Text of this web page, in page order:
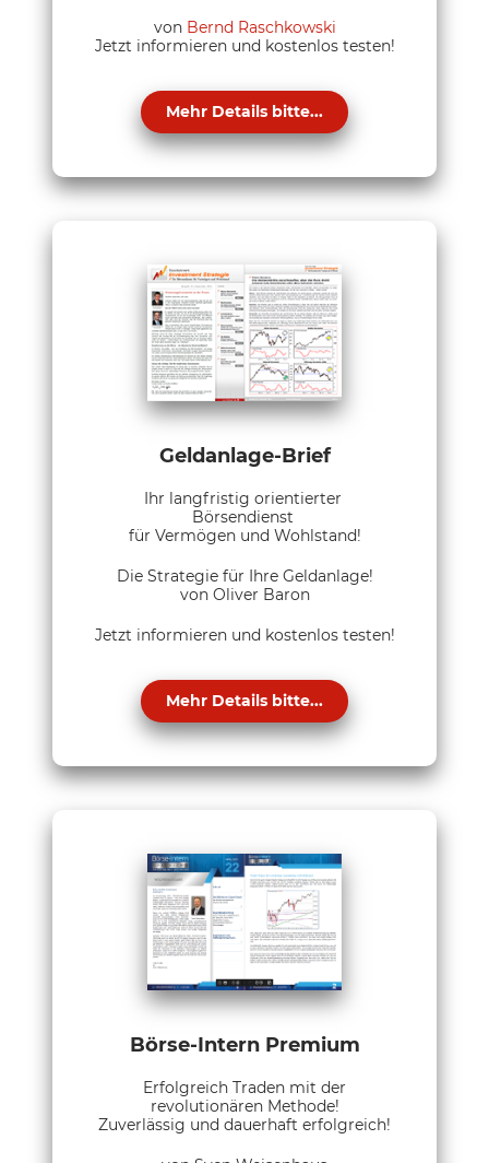
von Bernd Raschkowski
Jetzt informieren und kostenlos testen!
Mehr Details bitte...
Geldanlage-Brief
Ihr langfristig orientierter
Börsendienst
für Vermögen und Wohlstand!
Die Strategie für Ihre Geldanlage!
von Oliver Baron
Jetzt informieren und kostenlos testen!
Mehr Details bitte...
Börse-Intern Premium
Erfolgreich Traden mit der
revolutionären Methode!
Zuverlässig und dauerhaft erfolgreich!